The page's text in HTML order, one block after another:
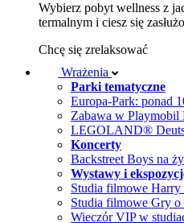
Wybierz pobyt wellness z
termalnym i ciesz się
Chcę się zrelaksować
Wrażenia
Parki tematyczne
Europa-Park: ponad
Zabawa w Playmobil
LEGOLAND®
Koncerty
Backstreet Boys na
Wystawy i
Studia filmowe
Studia filmowe Gry
Wieczór VIP w